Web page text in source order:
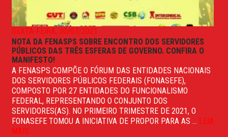
SEXTA-FEIRA, 30/07/2021
NOTA DA FENASPS SOBRE ENCONTRO DOS SERVIDORES
PÚBLICOS DAS TRÊS ESFERAS DE GOVERNO. CONFIRA O
MANIFESTO!
A FENASPS COMPÕE O FÓRUM DAS ENTIDADES NACIONAIS
DOS SERVIDORES PÚBLICOS FEDERAIS (FONASEFE),
COMPOSTO POR 27 ENTIDADES DO FUNCIONALISMO
FEDERAL, REPRESENTANDO O CONJUNTO DOS
SERVIDORES(AS). NO PRIMEIRO TRIMESTRE DE 2021, O
FONASEFE TOMOU A INICIATIVA DE PROPOR PARA AS ... LEIA
MAIS